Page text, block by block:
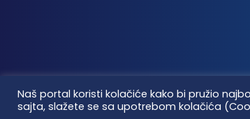
Vaterpolo vesti © 2026. Sva prava
Naš portal koristi kolačiće kako bi pružio
sajta, slažete se sa upotrebom kolačića